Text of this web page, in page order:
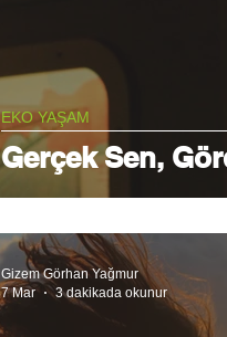
Gerçek Sen,
EKO YAŞAM
Gizem Görhan Yağmur
7 Mar
3 dakikada okunur